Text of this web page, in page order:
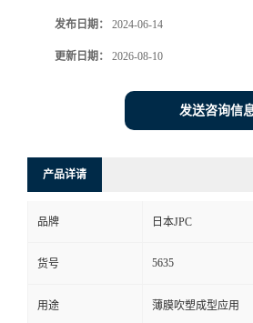
发布日期： 2024-06-14
更新日期： 2026-08-10
发送咨询信
产品详请
品牌 日本JPC
货号 5635
用途 薄膜吹塑成型应用